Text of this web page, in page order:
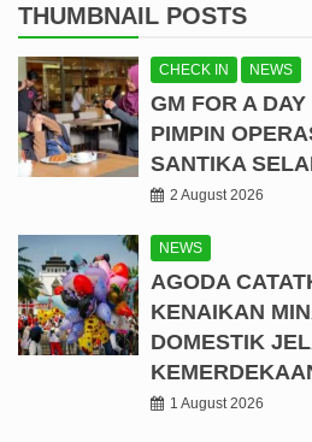
THUMBNAIL POSTS
CHECK IN NEWS
GM FOR A
PIMPIN
SANTIKA
2 August 2026
NEWS
AGODA
KENAIKAN
DOMESTIK
1 August 2026